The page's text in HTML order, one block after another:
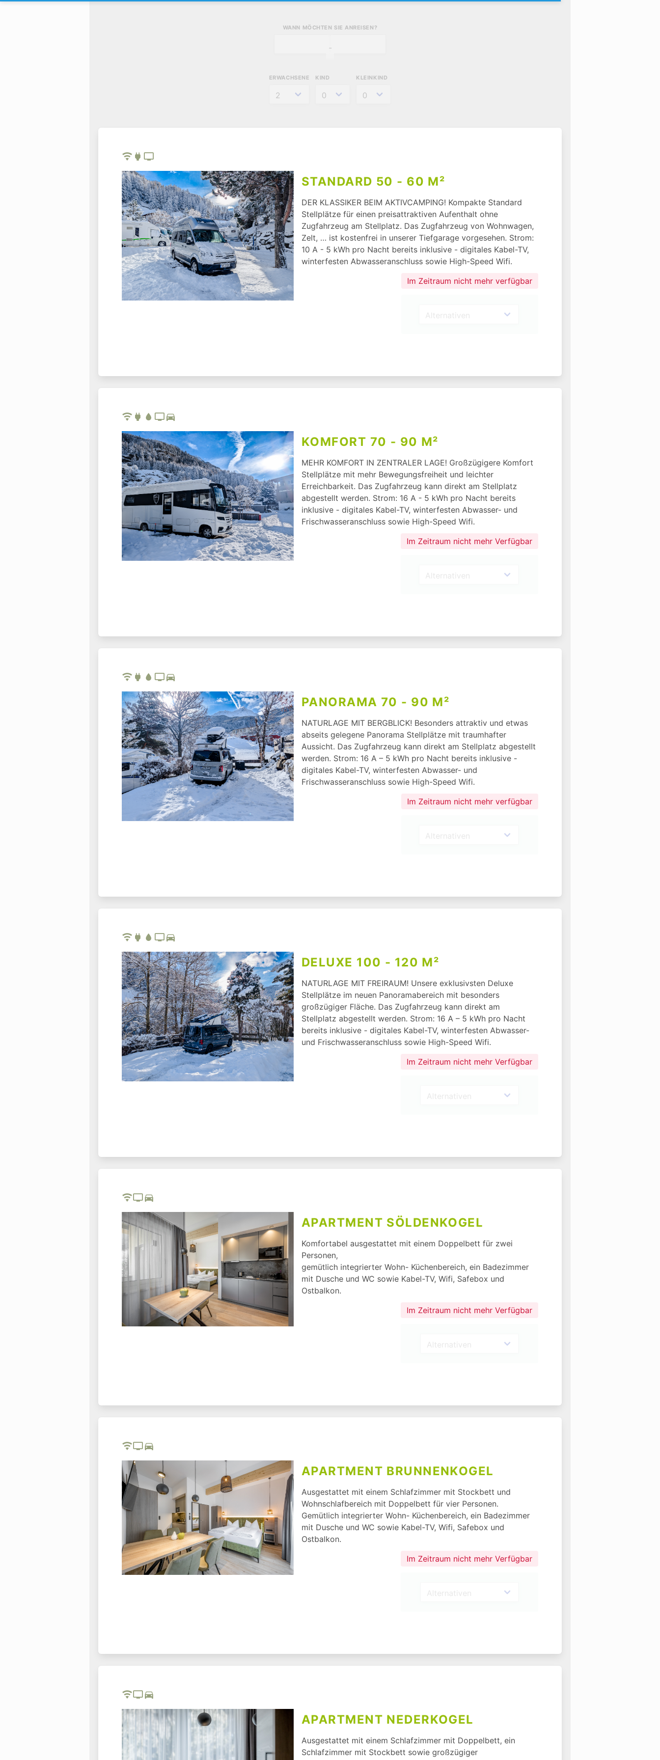
WANN MÖCHTEN SIE ANREISEN?
-
ERWACHSENE KIND KLEINKIND
STANDARD 50 - 60 M²
DER KLASSIKER BEIM AKTIVCAMPING! Kompakte Standard
Stellplätze für einen preisattraktiven Aufenthalt ohne
Zugfahrzeug am Stellplatz. Das Zugfahrzeug von Wohnwagen,
Zelt, … ist kostenfrei in unserer Tiefgarage vorgesehen. Strom:
10 A - 5 kWh pro Nacht bereits inklusive - digitales Kabel-TV,
winterfesten Abwasseranschluss sowie High-Speed Wifi.
Im Zeitraum nicht mehr verfügbar
KOMFORT 70 - 90 M²
MEHR KOMFORT IN ZENTRALER LAGE! Großzügigere Komfort
Stellplätze mit mehr Bewegungsfreiheit und leichter
Erreichbarkeit. Das Zugfahrzeug kann direkt am Stellplatz
abgestellt werden. Strom: 16 A - 5 kWh pro Nacht bereits
inklusive - digitales Kabel-TV, winterfesten Abwasser- und
Frischwasseranschluss sowie High-Speed Wifi.
Im Zeitraum nicht mehr Verfügbar
PANORAMA 70 - 90 M²
NATURLAGE MIT BERGBLICK! Besonders attraktiv und etwas
abseits gelegene Panorama Stellplätze mit traumhafter
Aussicht. Das Zugfahrzeug kann direkt am Stellplatz abgestellt
werden. Strom: 16 A – 5 kWh pro Nacht bereits inklusive -
digitales Kabel-TV, winterfesten Abwasser- und
Frischwasseranschluss sowie High-Speed Wifi.
Im Zeitraum nicht mehr verfügbar
DELUXE 100 - 120 M²
NATURLAGE MIT FREIRAUM! Unsere exklusivsten Deluxe
Stellplätze im neuen Panoramabereich mit besonders
großzügiger Fläche. Das Zugfahrzeug kann direkt am
Stellplatz abgestellt werden. Strom: 16 A – 5 kWh pro Nacht
bereits inklusive - digitales Kabel-TV, winterfesten Abwasser-
und Frischwasseranschluss sowie High-Speed Wifi.
Im Zeitraum nicht mehr Verfügbar
APARTMENT SÖLDENKOGEL
Komfortabel ausgestattet mit einem Doppelbett für zwei
Personen,
gemütlich integrierter Wohn- Küchenbereich, ein Badezimmer
mit Dusche und WC sowie Kabel-TV, Wifi, Safebox und
Ostbalkon.
Im Zeitraum nicht mehr Verfügbar
APARTMENT BRUNNENKOGEL
Ausgestattet mit einem Schlafzimmer mit Stockbett und
Wohnschlafbereich mit Doppelbett für vier Personen.
Gemütlich integrierter Wohn- Küchenbereich, ein Badezimmer
mit Dusche und WC sowie Kabel-TV, Wifi, Safebox und
Ostbalkon.
Im Zeitraum nicht mehr Verfügbar
APARTMENT NEDERKOGEL
Ausgestattet mit einem Schlafzimmer mit Doppelbett, ein
Schlafzimmer mit Stockbett sowie großzügiger